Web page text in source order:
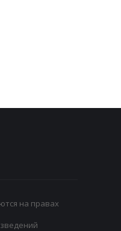
на правах